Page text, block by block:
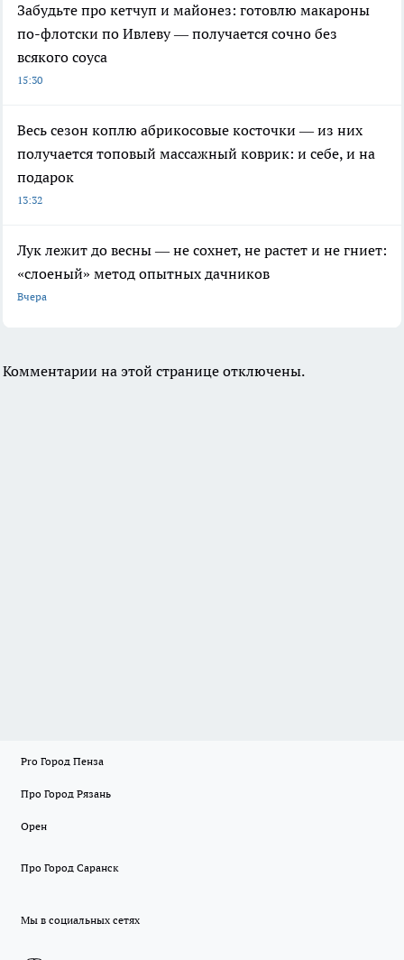
Забудьте про кетчуп и майонез: готовлю макароны
по-флотски по Ивлеву — получается сочно без
всякого соуса
15:30
Весь сезон коплю абрикосовые косточки — из них
получается топовый массажный коврик: и себе, и на
подарок
13:32
Лук лежит до весны — не сохнет, не растет и не гниет:
«слоеный» метод опытных дачников
Вчера
Комментарии на этой странице отключены.
Pro Город Пенза
Про Город Рязань
Орен
Про Город Саранск
Мы в социальных сетях